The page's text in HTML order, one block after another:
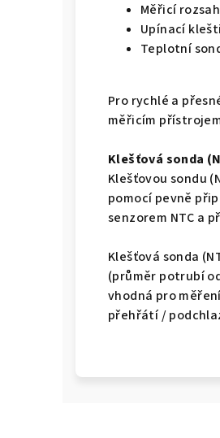
Měřicí
Upínací
Teplotní
Pro rychlé a
měřicím
Klešťová sonda
Klešťovou sondu
pomocí pevně
senzorem NTC a
Klešťová sonda
(průměr potrubí
vhodná pro
přehřátí /